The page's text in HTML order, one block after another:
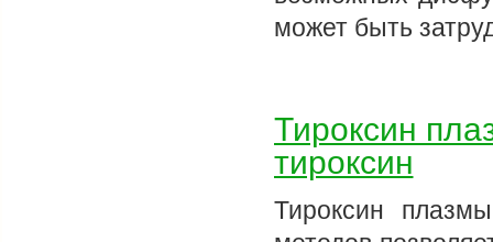
может быть
Тироксин
тироксин
Тироксин